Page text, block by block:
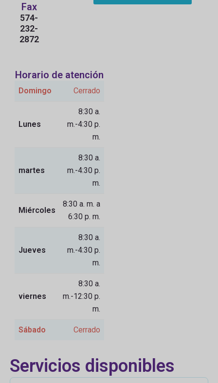
Fax
574-
232-
2872
Horario de atención
Domingo Cerrado
Lunes
8:30 a.
m.-4:30 p.
m.
martes
8:30 a.
m.-4:30 p.
m.
Miércoles
8:30 a. m. a
6:30 p. m.
Jueves
8:30 a.
m.-4:30 p.
m.
viernes
8:30 a.
m.-12:30 p.
m.
Sábado Cerrado
Servicios disponibles